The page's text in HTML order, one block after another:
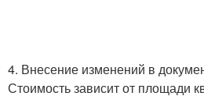
4. Внесение изменений в
Стоимость зависит от площади